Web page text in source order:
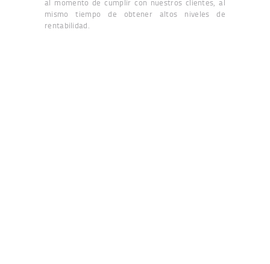
al momento de cumplir con nuestros clientes, al
mismo tiempo de obtener altos niveles de
rentabilidad.